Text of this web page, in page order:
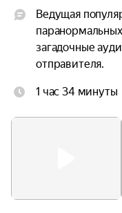
Ведущая
загадочные
отправителя.
1 час 34 минуты